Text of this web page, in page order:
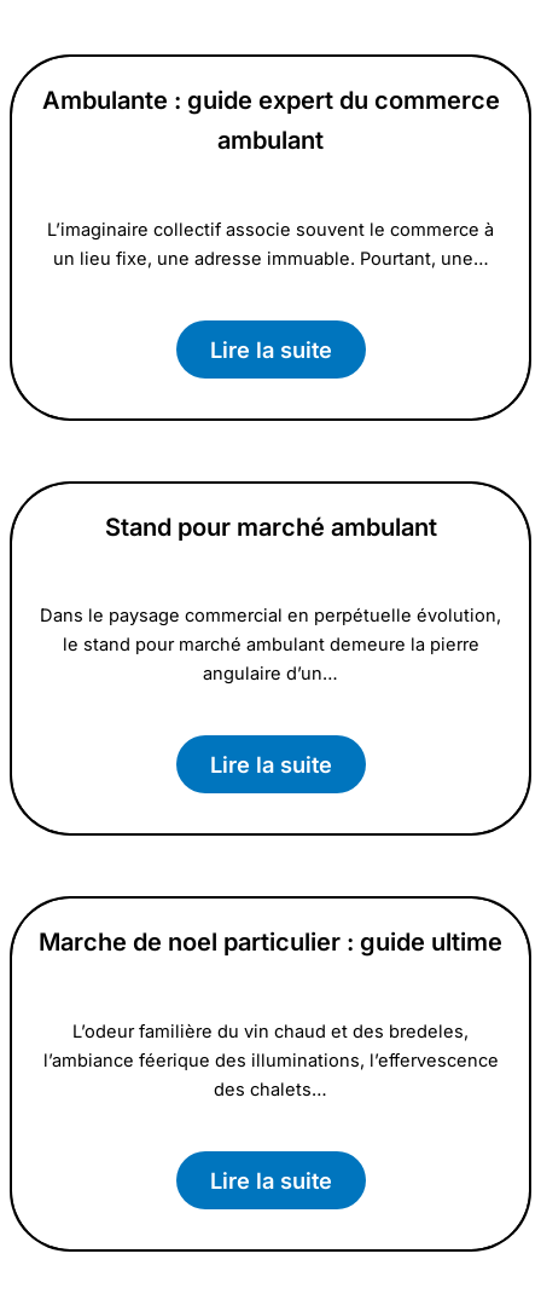
Ambulante : guide expert du commerce
ambulant
L’imaginaire collectif associe souvent le commerce à
un lieu fixe, une adresse immuable. Pourtant, une…
Lire la suite
Stand pour marché ambulant
Dans le paysage commercial en perpétuelle évolution,
le stand pour marché ambulant demeure la pierre
angulaire d’un…
Lire la suite
Marche de noel particulier : guide ultime
L’odeur familière du vin chaud et des bredeles,
l’ambiance féerique des illuminations, l’effervescence
des chalets…
Lire la suite